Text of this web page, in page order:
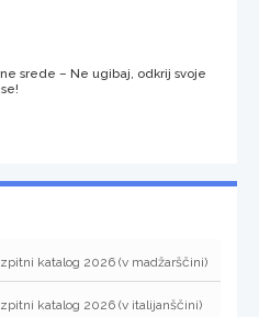
srede – Ne ugibaj, odkrij svoje
katalog 2026 (v madžarščini)
katalog 2026 (v italijanščini)